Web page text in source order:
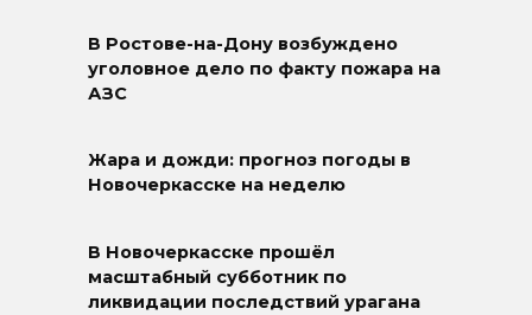
В Ростове-на-Дону возбуждено
уголовное дело по факту пожара на
АЗС
Жара и дожди: прогноз погоды в
Новочеркасске на неделю
В Новочеркасске прошёл
масштабный субботник по
ликвидации последствий урагана